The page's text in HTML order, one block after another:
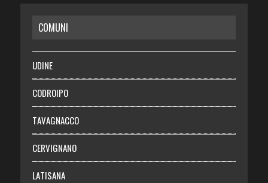
RISPARMIO
SALUTE
Necrologie
Chi siamo
Abbonati
Login
COMUNI
UDINE
CODROIPO
TAVAGNACCO
CERVIGNANO
LATISANA